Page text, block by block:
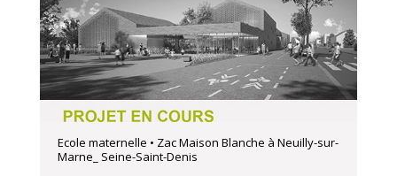
Ecole maternelle • Zac Maison Blanche à Neuilly-sur-
Marne_ Seine-Saint-Denis